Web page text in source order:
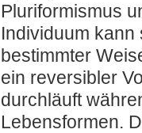
Pluriformismus
Individuum
bestimmter
ein reversibler
durchläuft
Lebensformen.